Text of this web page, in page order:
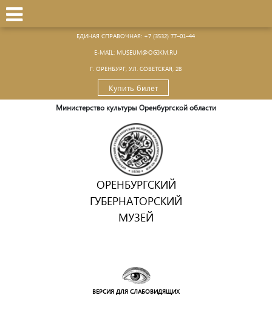
ЕДИНАЯ СПРАВОЧНАЯ: +7 (3532) 77–01–44
Е-MAIL: MUSEUM@OGIKM.RU
Г. ОРЕНБУРГ, УЛ. СОВЕТСКАЯ, 28
Купить билет
Министерство культуры Оренбургской области
ОРЕНБУРГСКИЙ
ГУБЕРНАТОРСКИЙ
МУЗЕЙ
ВЕРСИЯ ДЛЯ СЛАБОВИДЯЩИХ